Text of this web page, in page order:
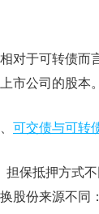
对于可转债而
市公司的股本。
可交债与可转
担保抵押方式
股份来源不同